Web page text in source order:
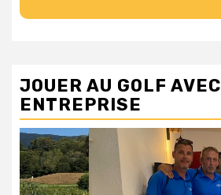
JOUER AU GOLF
ENTREPRISE